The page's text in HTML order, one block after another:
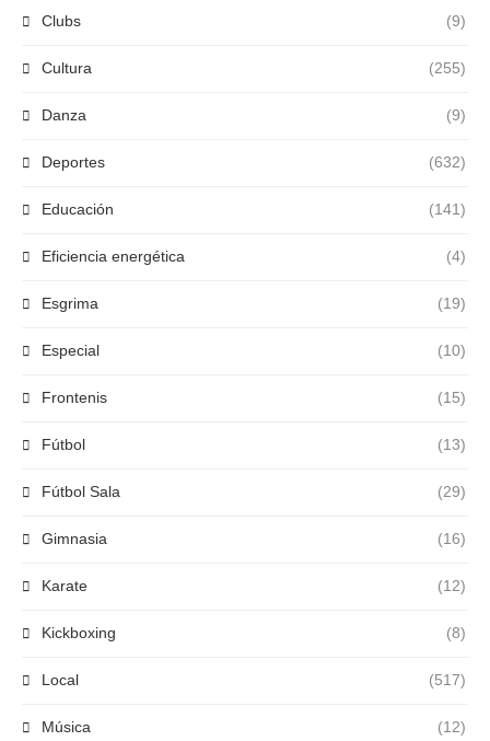
Clubs (9)
Cultura (255)
Danza (9)
Deportes (632)
Educación (141)
Eficiencia energética (4)
Esgrima (19)
Especial (10)
Frontenis (15)
Fútbol (13)
Fútbol Sala (29)
Gimnasia (16)
Karate (12)
Kickboxing (8)
Local (517)
Música (12)